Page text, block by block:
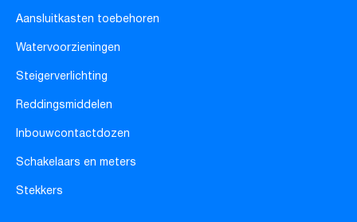
Aansluitkasten toebehoren
Watervoorzieningen
Steigerverlichting
Reddingsmiddelen
Inbouwcontactdozen
Schakelaars en meters
Stekkers